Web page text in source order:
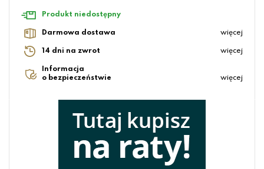
Produkt niedostępny
Darmowa dostawa więcej
14 dni na zwrot więcej
Informacja
o bezpieczeństwie
więcej